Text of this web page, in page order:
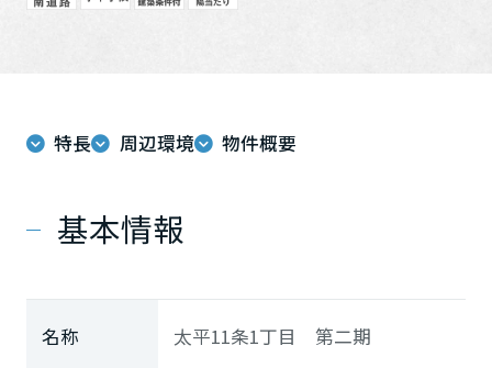
ホームラウンジ 新築・戸建て
ミサワゼネラルソリューション
ウエルネス事業
海外事業
特長 周辺環境 物件概要
基本情報
名称 太平11条1丁目 第二期